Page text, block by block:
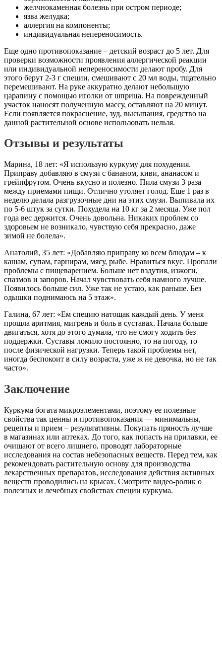
желчнокаменная болезнь при остром периоде;
язва желудка;
аллергия на компоненты;
индивидуальная непереносимость.
Еще одно противопоказание – детский возраст до 5 лет. Для
проверки возможности проявления аллергической реакции
или индивидуальной непереносимости делают пробу. Для
этого берут 2-3 г специи, смешивают с 20 мл воды, тщательно
перемешивают. На руке аккуратно делают небольшую
царапину с помощью иголки от шприца. На поврежденный
участок наносят полученную массу, оставляют на 20 минут.
Если появляется покраснение, зуд, высыпания, средство на
данной растительной основе использовать нельзя.
Отзывы и результаты
Марина, 18 лет: «Я использую куркуму для похудения.
Приправу добавляю в смузи с бананом, киви, ананасом и
грейпфрутом. Очень вкусно и полезно. Пила смузи 3 раза
между приемами пищи. Отлично утоляет голод. Еще 1 раз в
неделю делала разгрузочные дни на этих смузи. Выпивала их
по 5-6 штук за сутки. Похудела на 10 кг за 2 месяца. Уже пол
года вес держится. Очень довольна. Никаких проблем со
здоровьем не возникало, чувствую себя прекрасно, даже
зимой не болела».
Анатолий, 35 лет: «Добавляю приправу ко всем блюдам – к
кашам, супам, гарнирам, мясу, рыбе. Нравиться вкус. Пропали
проблемы с пищеварением. Больше нет вздутия, изжоги,
спазмов и запоров. Начал чувствовать себя намного лучше.
Появилось больше сил. Уже так не устаю, как раньше. Без
одышки поднимаюсь на 5 этаж».
Галина, 67 лет: «Ем специю натощак каждый день. У меня
прошла аритмия, мигрень и боль в суставах. Начала больше
двигаться, хотя до этого думала, что не смогу ходить без
поддержки. Суставы ломило постоянно, то на погоду, то
после физической нагрузки. Теперь такой проблемы нет,
иногда беспокоит в силу возраста, уже ж не девочка, но не так
часто».
Заключение
Куркума богата микроэлементами, поэтому ее полезные
свойства так ценны и противопоказания — минимальны,
рецепты и прием – результативны. Покупать пряность лучше
в магазинах или аптеках. До того, как попасть на прилавки, ее
очищают от всего лишнего, проводят лабораторные
исследования на состав небезопасных веществ. Перед тем, как
рекомендовать растительную основу для производства
лекарственных препаратов, исследования действия активных
веществ проводились на крысах. Смотрите видео-ролик о
полезных и лечебных свойствах специи куркума.